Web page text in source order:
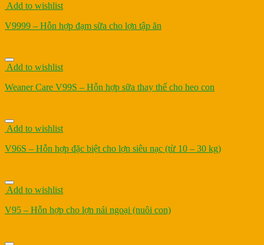
Add to wishlist
V9999 – Hỗn hợp đạm sữa cho lợn tập ăn
Add to wishlist
Weaner Care V99S – Hỗn hợp sữa thay thế cho heo con
Add to wishlist
V96S – Hỗn hợp đặc biệt cho lợn siêu nạc (từ 10 – 30 kg)
Add to wishlist
V95 – Hỗn hợp cho lợn nái ngoại (nuôi con)